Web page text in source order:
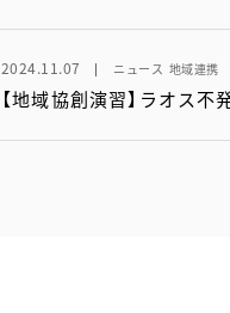
2024.11.07 ニュース 地域連携
【地域協創演習】ラオス